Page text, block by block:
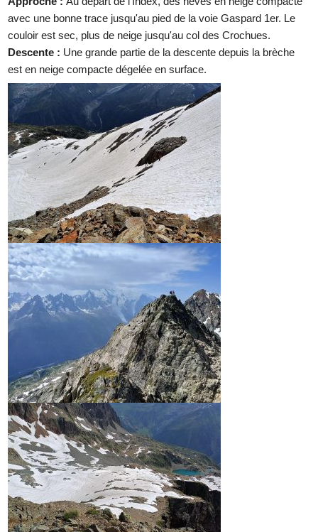
avec une bonne trace jusqu'au pied de la voie Gaspard 1er. Le
couloir est sec, plus de neige jusqu'au col des Crochues.
Descente : Une grande partie de la descente depuis la brèche
est en neige compacte dégelée en surface.